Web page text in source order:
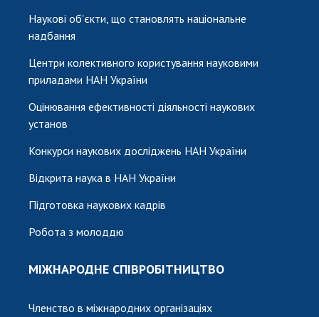
Наукові об'єкти, що становлять національне
надбання
Центри колективного користування науковими
приладами НАН України
Оцінювання ефективності діяльності наукових
установ
Конкурси наукових досліджень НАН України
Відкрита наука в НАН України
Підготовка наукових кадрів
Робота з молоддю
МІЖНАРОДНЕ СПІВРОБІТНИЦТВО
Членство в міжнародних організаціях